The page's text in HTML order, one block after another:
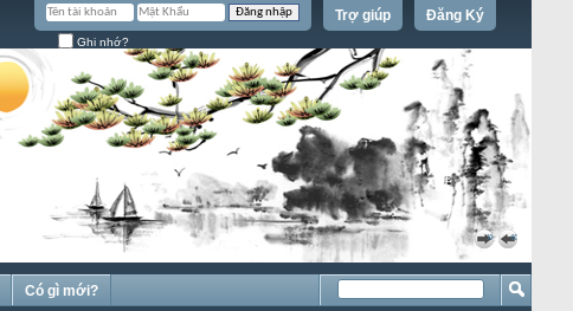
Đăng Ký
Trợ giúp
Ghi nhớ?
«
»
Có gì mới?